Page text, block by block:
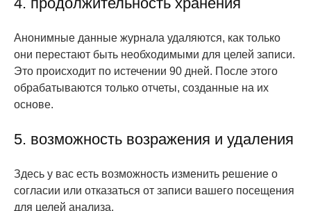
Анонимные данные журнала удаляются, как только
они перестают быть необходимыми для целей записи.
Это происходит по истечении 90 дней. После этого
обрабатываются только отчеты, созданные на их
основе.
5. возможность возражения и удаления
Здесь у вас есть возможность изменить решение о
согласии или отказаться от записи вашего посещения
для целей анализа.